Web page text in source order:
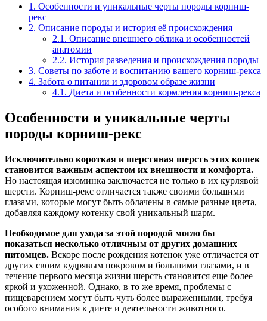
1. Особенности и уникальные черты породы корниш-
рекс
2. Описание породы и история её происхождения
2.1. Описание внешнего облика и особенностей
анатомии
2.2. История разведения и происхождения породы
3. Советы по заботе и воспитанию вашего корниш-рекса
4. Забота о питании и здоровом образе жизни
4.1. Диета и особенности кормления корниш-рекса
Особенности и уникальные черты
породы корниш-рекс
Исключительно короткая и шерстяная шерсть этих кошек
становится важным аспектом их внешности и комфорта.
Но настоящая изюминка заключается не только в их курлявой
шерсти. Корниш-рекс отличается также своими большими
глазами, которые могут быть облачены в самые разные цвета,
добавляя каждому котенку свой уникальный шарм.
Необходимое для ухода за этой породой могло бы
показаться несколько отличным от других домашних
питомцев. Вскоре после рождения котенок уже отличается от
других своим кудрявым покровом и большими глазами, и в
течение первого месяца жизни шерсть становится еще более
яркой и ухоженной. Однако, в то же время, проблемы с
пищеварением могут быть чуть более выраженными, требуя
особого внимания к диете и деятельности животного.